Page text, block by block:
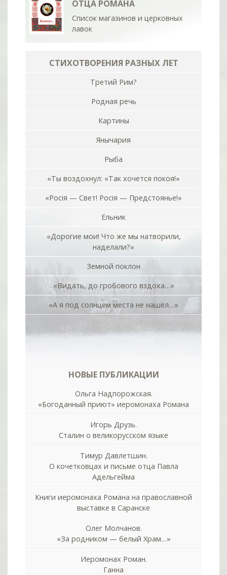
ОТЦА РОМАНА
Список магазинов и церковных
лавок
СТИХОТВОРЕНИЯ РАЗНЫХ ЛЕТ
Третий Рим?
Родная речь
Картины
Янычария
Рыба
«Ты воздохнул: «Так хочется покоя!»
«Росiя — Свет! Росiя — Предстоянье!»
Ельник
«Дорогие мои! Что же мы натворили,
наделали?»
Земной поклон
«Видать, до гробового вздоха…»
«А я под солнцем места не нашёл…»
НОВЫЕ ПУБЛИКАЦИИ
Ольга Надпорожская.
«Богоданный приют» иеромонаха Романа
Игорь Друзь.
Сталин о великорусском языке
Тимур Давлетшин.
О кочетковцах и письме отца Павла
Адельгейма
Книги иеромонаха Романа на православной
выставке в Саранске
Олег Молчанов.
«За родником — белый Храм…»
Иеромонах Роман.
Ганна